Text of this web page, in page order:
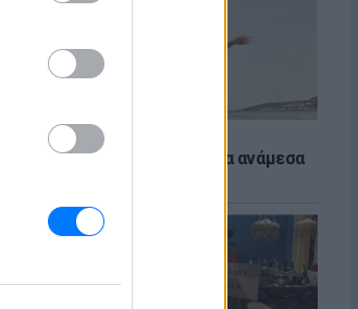
Πώς να αποφύγεις το σύγκαμα ανάμεσα